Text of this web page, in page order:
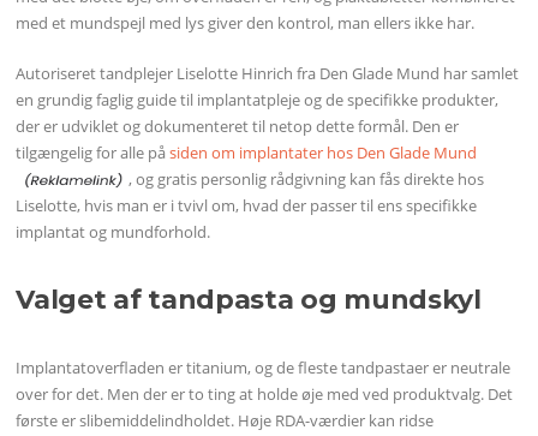
med et mundspejl med lys giver den kontrol, man ellers ikke har.
Autoriseret tandplejer Liselotte Hinrich fra Den Glade Mund har samlet
en grundig faglig guide til implantatpleje og de specifikke produkter,
der er udviklet og dokumenteret til netop dette formål. Den er
tilgængelig for alle påsiden om implantater hos Den Glade Mund
, og gratis personlig rådgivning kan fås direkte hos
Liselotte, hvis man er i tvivl om, hvad der passer til ens specifikke
implantat og mundforhold.
Valget af tandpasta og mundskyl
Implantatoverfladen er titanium, og de fleste tandpastaer er neutrale
over for det. Men der er to ting at holde øje med ved produktvalg. Det
første er slibemiddelindholdet. Høje RDA-værdier kan ridse